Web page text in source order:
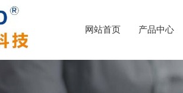
网站首页 产品中心